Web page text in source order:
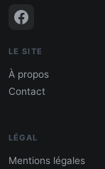
LE SITE
À propos
Contact
LÉGAL
Mentions légales